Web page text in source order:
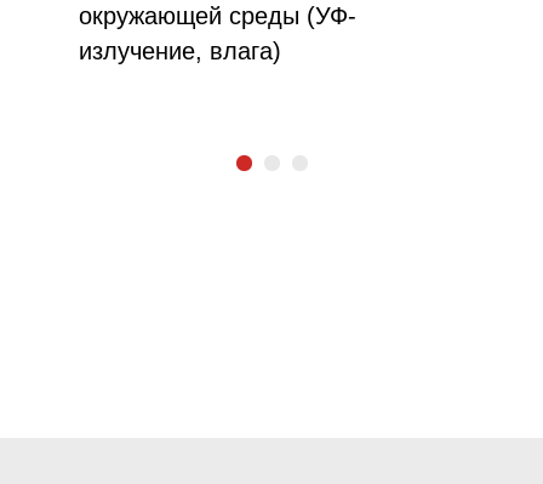
окружающей среды (УФ-
излучение, влага)